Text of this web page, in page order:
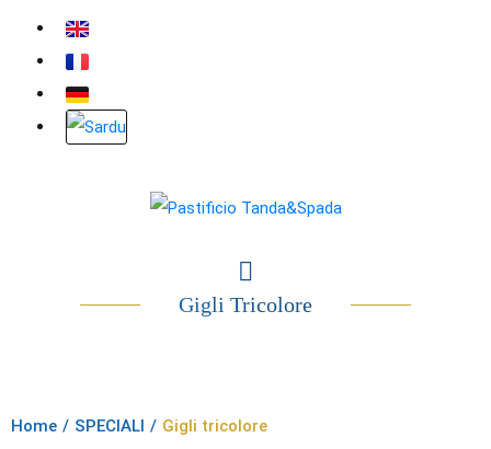
Gigli Tricolore
Home / SPECIALI / Gigli tricolore